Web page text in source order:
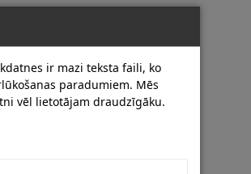
ir mazi teksta faili, ko
paradumiem. Mēs
vēl lietotājam draudzīgāku.